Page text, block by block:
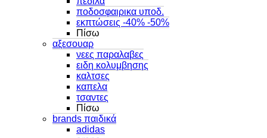
ποδοσφαιρικα υποδ.
εκπτώσεις -40% -50%
Πίσω
αξεσουαρ
νεες παραλαβες
ειδη κολυμβησης
καλτσες
καπελα
τσαντες
Πίσω
brands παιδικά
adidas